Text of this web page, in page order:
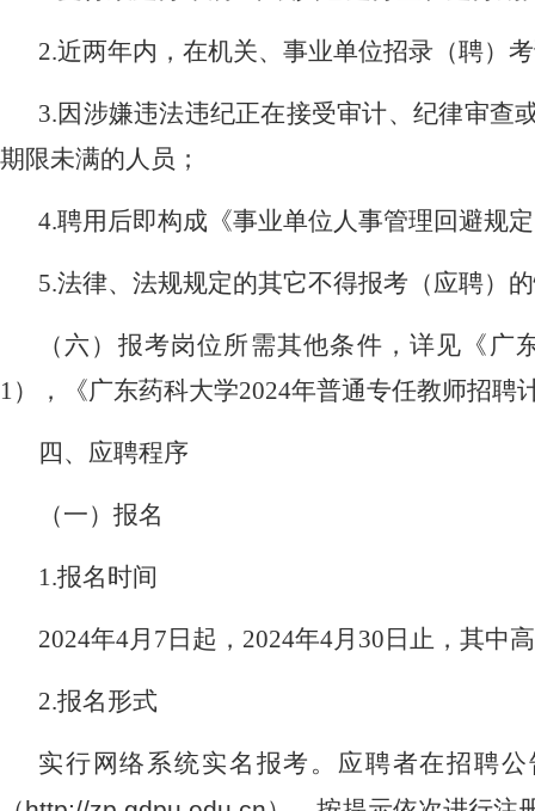
2.近两年内，在机关、事业单位招录（聘）
3.因涉嫌违法违纪正在接受审计、纪律审查
期限未满的人员；
4.聘用后即构成《事业单位人事管理回避规
5.法律、法规规定的其它不得报考（应聘）
（六）报考岗位所需其他条件，详见 《广
1），《广东药科大学2024年普通专任教师招聘
四、 应聘程序
（一）报名
1.报名时间
2024年4月 7 日起， 2024年4月 30 日止，其中
2.报名形式
实行网络系统实名报考。应聘者在招聘